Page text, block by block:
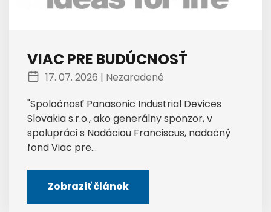
VIAC PRE BUDÚCNOSŤ
17. 07. 2026 | Nezaradené
"Spoločnosť Panasonic Industrial Devices
Slovakia s.r.o., ako generálny sponzor, v
spolupráci s Nadáciou Franciscus, nadačný
fond Viac pre...
Zobraziť článok